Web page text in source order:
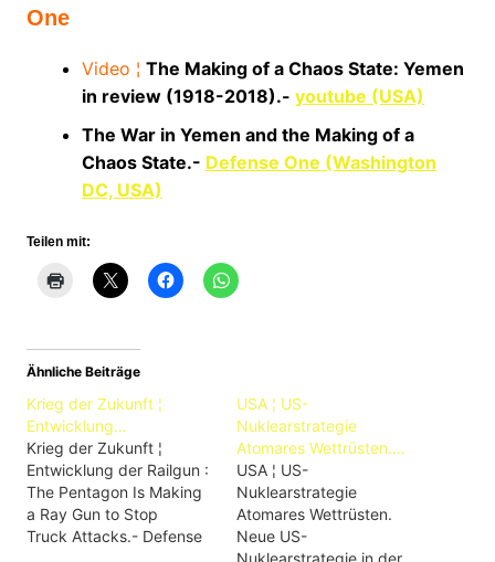
One
Video ¦ The Making of a Chaos State: Yemen
in review (1918-2018).- youtube (USA)
The War in Yemen and the Making of a
Chaos State.- Defense One (Washington
DC, USA)
Teilen mit:
Ähnliche Beiträge
Krieg der Zukunft ¦
Entwicklung…
Krieg der Zukunft ¦
Entwicklung der Railgun :
The Pentagon Is Making
a Ray Gun to Stop
Truck Attacks.- Defense
USA ¦ US-
Nuklearstrategie
Atomares Wettrüsten.…
USA ¦ US-
Nuklearstrategie
Atomares Wettrüsten.
Neue US-
Nuklearstrategie in der